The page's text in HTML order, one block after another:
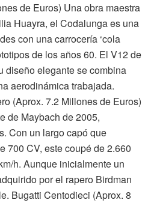
de Euros) Una obra maestra
Huayra, el Codalunga es una
con una carrocería ‘cola
de los años 60. El V12 de
diseño elegante se combina
aerodinámica trabajada.
(Aprox. 7.2 Millones de Euros)
de Maybach de 2005,
Con un largo capó que
700 CV, este coupé de 2.660
h. Aunque inicialmente un
por el rapero Birdman
Bugatti Centodieci (Aprox. 8